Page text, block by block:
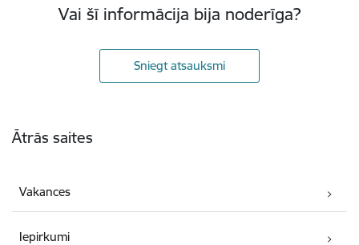
Vai šī informācija bija noderīga?
Sniegt atsauksmi
Ātrās saites
Vakances
Iepirkumi